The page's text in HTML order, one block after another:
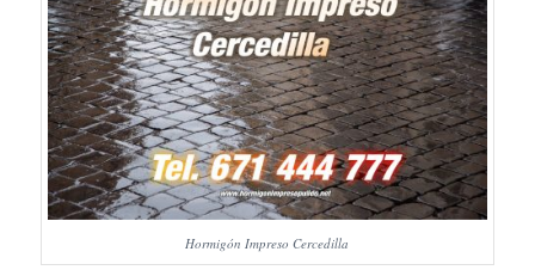
Hormigón Impreso Cercedilla